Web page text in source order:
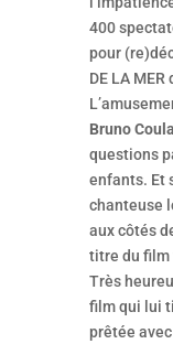
400
pour
DE LA MER
Bruno
questions
enfants. Et
chanteuse
aux côtés
titre du film
Très
film qui lui
prêtée